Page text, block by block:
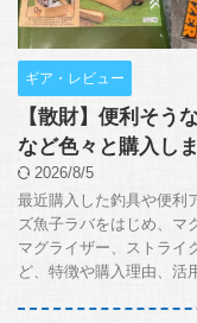
ギア・レビュー
【散財】便利そう
など色々と購入し
2026/8/5
最近購入した釣具や便利
ズ魚子ラバをはじめ、マ
マグライザー、ストライ
ど、特徴や購入理由、活